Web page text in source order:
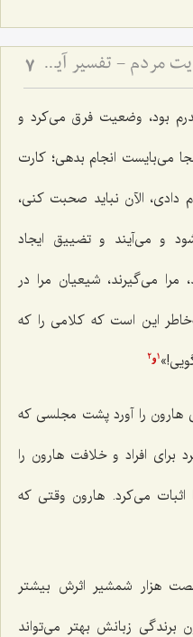
اذن خدا در تبلیغ دین و هدایت مردم - تفسیر آیه ﴿يَٰٓأَيُّهَا ٱلنَّبِيُّ إِنَّآ أَرۡسَلۡنَٰكَ شَٰهِدٗا وَمُبَشِّرٗا وَنَذِيرٗا * وَدَاعِيًا إِلَى ٱللَهِ بِإِذۡنِهِۦ وَسِرَاجٗا مُّنِيرٗا﴾ 7
بود، وضعیت فرق می‌کرد و
می‌بایست انجام بدهی؛ کارت
دادی، الآن نباید صحبت کنی،
و می‌آیند و تضییق ایجاد
مرا می‌گیرند، شیعیان مرا در
این است که کلامی را که
1و2
را آورد پشت مجلسی که
افراد و خلافت هارون را
اثبات می‌کرد. هارون وقتی که
هزار شمشیر اثرش بیشتر
زبانش بهتر می‌تواند